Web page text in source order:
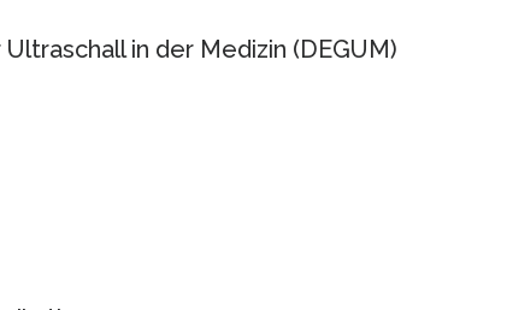
in der Medizin (DEGUM)